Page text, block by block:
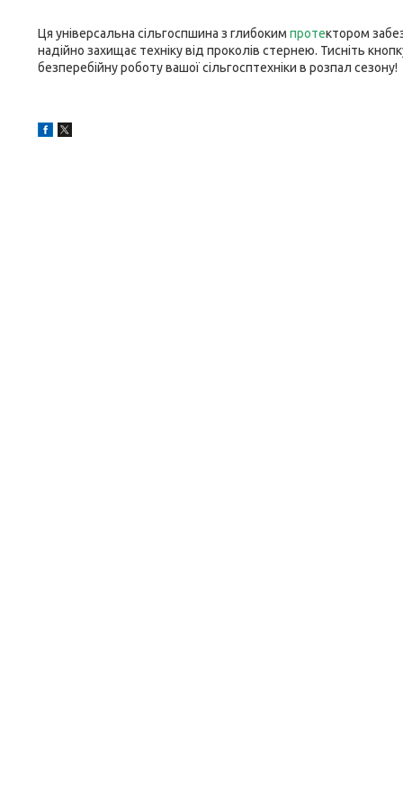
Ця універсальна сільгоспшина з глибоким протектором
надійно захищає техніку від проколів стернею. Тисніть
безперебійну роботу вашої сільгосптехніки в розпал сезону!